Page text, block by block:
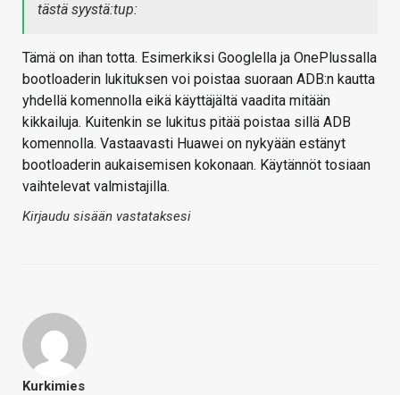
tästä syystä:tup:
Tämä on ihan totta. Esimerkiksi Googlella ja OnePlussalla
bootloaderin lukituksen voi poistaa suoraan ADB:n kautta
yhdellä komennolla eikä käyttäjältä vaadita mitään
kikkailuja. Kuitenkin se lukitus pitää poistaa sillä ADB
komennolla. Vastaavasti Huawei on nykyään estänyt
bootloaderin aukaisemisen kokonaan. Käytännöt tosiaan
vaihtelevat valmistajilla.
Kirjaudu sisään vastataksesi
Kurkimies